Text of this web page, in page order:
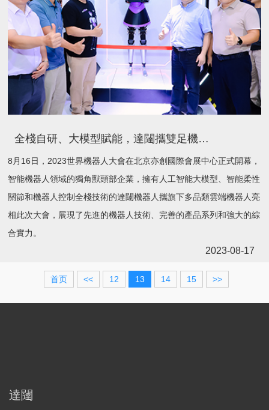
全棧自研、大模型賦能，達闥攜雙足機器人等新品亮相世界機器人大會
8月16日，2023世界機器人大會在北京亦創國際會展中心正式開幕，
智能機器人領域的獨角獸頭部企業，擁有人工智能大模型、智能柔性
關節和機器人控制全棧技術的達闥機器人攜旗下多品類雲端機器人亮
相此次大會，展現了先進的機器人技術、完善的產品系列和強大的綜
合實力。
2023-08-17
首页 << 12 13 14 15 >>
達闥